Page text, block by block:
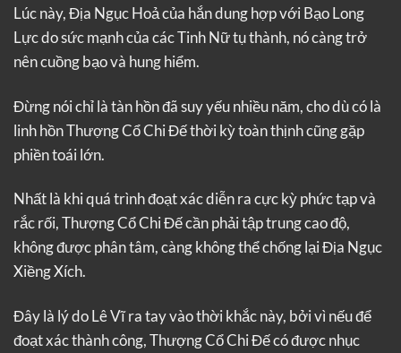
Lúc này, Địa Ngục Hoả của hắn dung hợp với Bạo Long
Lực do sức mạnh của các Tinh Nữ tụ thành, nó càng trở
nên cuồng bạo và hung hiểm.
Đừng nói chỉ là tàn hồn đã suy yếu nhiều năm, cho dù có là
linh hồn Thượng Cổ Chi Đế thời kỳ toàn thịnh cũng gặp
phiền toái lớn.
Nhất là khi quá trình đoạt xác diễn ra cực kỳ phức tạp và
rắc rối, Thượng Cổ Chi Đế cần phải tập trung cao độ,
không được phân tâm, càng không thể chống lại Địa Ngục
Xiềng Xích.
Đây là lý do Lê Vĩ ra tay vào thời khắc này, bởi vì nếu để
đoạt xác thành công, Thượng Cổ Chi Đế có được nhục